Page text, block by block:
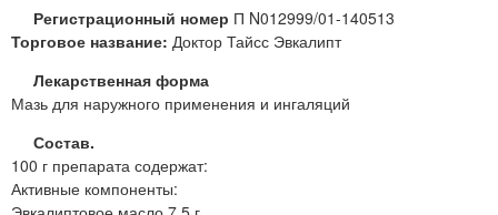
а
в
у
т
В
Е
и
н
т
а
с
с
М
Регистрационный номер П N012999/01-140513
Торговое название: Доктор Тайсс Эвкалипт
Лекарственная форма
Мазь для наружного применения и ингаляций
Состав.
100 г препарата содержат:
Активные компоненты: